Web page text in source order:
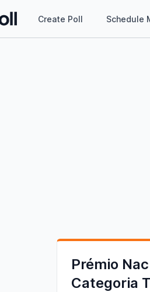
Create Poll Schedule
Prémio
Categoria